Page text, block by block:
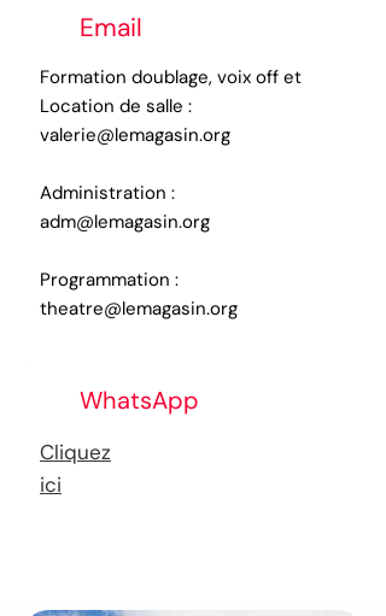
Email
Formation doublage, voix off et
Location de salle :
valerie@lemagasin.org
Administration :
adm@lemagasin.org
Programmation :
theatre@lemagasin.org
WhatsApp
Cliquez
ici